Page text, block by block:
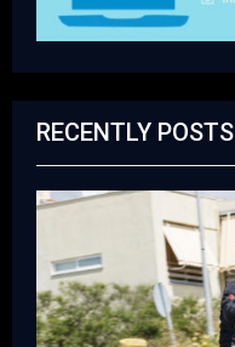
RECENTLY POSTS